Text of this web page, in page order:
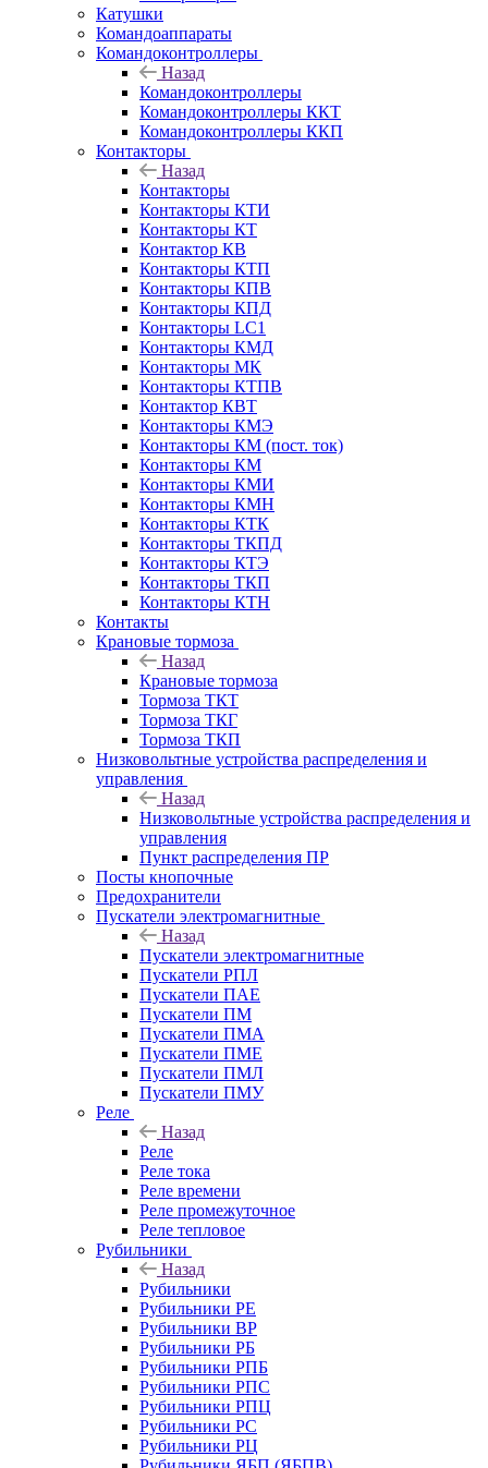
Катушки
Командоаппараты
Командоконтроллеры
Назад
Командоконтроллеры
Командоконтроллеры ККТ
Командоконтроллеры ККП
Контакторы
Назад
Контакторы
Контакторы КТИ
Контакторы КТ
Контактор КВ
Контакторы КТП
Контакторы КПВ
Контакторы КПД
Контакторы LC1
Контакторы КМД
Контакторы МК
Контакторы КТПВ
Контактор КВТ
Контакторы КМЭ
Контакторы КМ (пост. ток)
Контакторы КМ
Контакторы КМИ
Контакторы КМН
Контакторы КТК
Контакторы ТКПД
Контакторы КТЭ
Контакторы ТКП
Контакторы КТН
Контакты
Крановые тормоза
Назад
Крановые тормоза
Тормоза ТКТ
Тормоза ТКГ
Тормоза ТКП
Низковольтные устройства распределения и
управления
Назад
Низковольтные устройства распределения и
управления
Пункт распределения ПР
Посты кнопочные
Предохранители
Пускатели электромагнитные
Назад
Пускатели электромагнитные
Пускатели РПЛ
Пускатели ПАЕ
Пускатели ПМ
Пускатели ПМА
Пускатели ПМЕ
Пускатели ПМЛ
Пускатели ПМУ
Реле
Назад
Реле
Реле тока
Реле времени
Реле промежуточное
Реле тепловое
Рубильники
Назад
Рубильники
Рубильники РЕ
Рубильники ВР
Рубильники РБ
Рубильники РПБ
Рубильники РПС
Рубильники РПЦ
Рубильники РС
Рубильники РЦ